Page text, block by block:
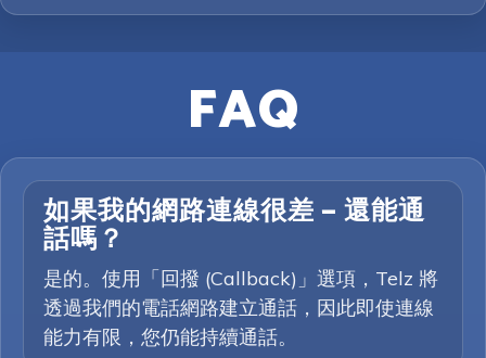
FAQ
如果我的網路連線很差 — 還能通
話嗎？
是的。使用「回撥 (Callback)」選項，Telz 將
透過我們的電話網路建立通話，因此即使連線
能力有限，您仍能持續通話。